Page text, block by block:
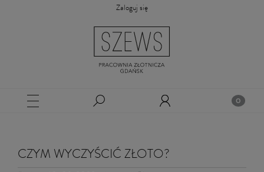
Zaloguj się
CZYM WYCZYŚCIĆ ZŁOTO?